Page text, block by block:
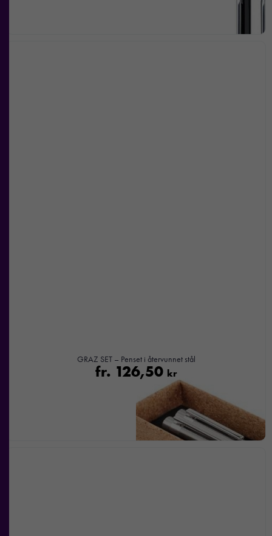
GRAZ SET – Penset i återvunnet stål
fr. 126,50 kr